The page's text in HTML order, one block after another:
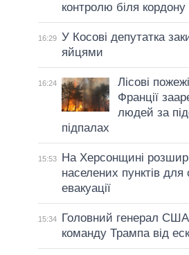
контролю біля кордону
16:29 У Косові депутатка
яйцями
16:24
Лісові
Франції
людей за
підпалах
15:53
На Херсонщині
населених пунктів для
евакуації
15:34
Головний генерал США
команду Трампа від